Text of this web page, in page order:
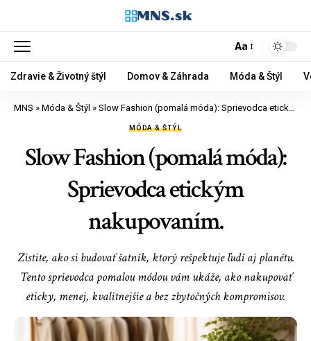
Aa
Zdravie & Životný štýl Domov & Záhrada Móda & Štýl
MNS » Móda & Štýl » Slow Fashion (pomalá móda): Sprievodca etickým nakupovaním.
MÓDA & ŠTÝL
Slow Fashion (pomalá móda):
Sprievodca etickým
nakupovaním.
Zistite, ako si budovať šatník, ktorý rešpektuje ľudí aj planétu.
Tento sprievodca pomalou módou vám ukáže, ako nakupovať
eticky, menej, kvalitnejšie a bez zbytočných kompromisov.